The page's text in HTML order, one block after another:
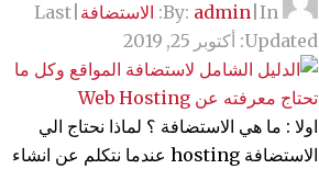
admin In: الاستضافة Last
Updated: أكتوبر 25, 2019
اولا : ما هي الاستضافة ؟ لماذا نحتاج الي
الاستضافة hosting عندما نتكلم عن انشاء